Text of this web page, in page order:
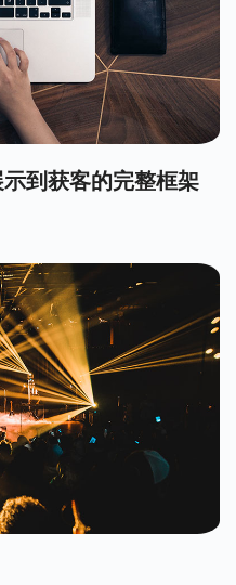
到获客的完整框架